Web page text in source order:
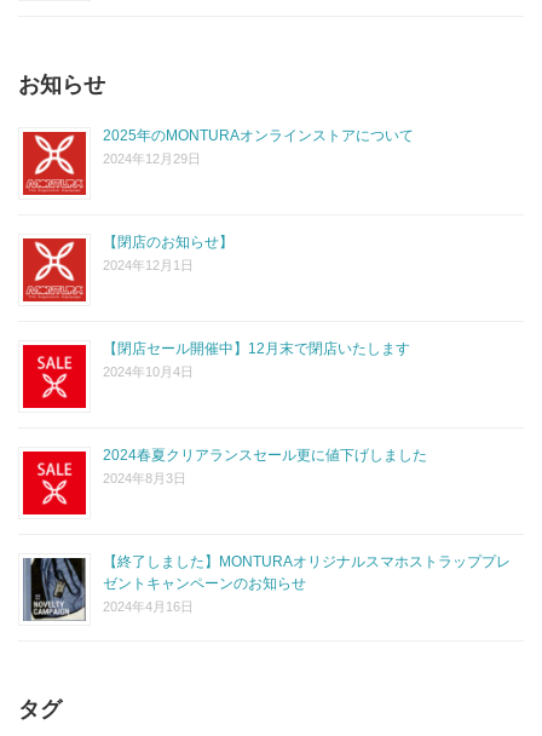
お知らせ
2025年のMONTURAオンラインストアについて
2024年12月29日
【閉店のお知らせ】
2024年12月1日
【閉店セール開催中】12月末で閉店いたします
2024年10月4日
2024春夏クリアランスセール更に値下げしました
2024年8月3日
【終了しました】MONTURAオリジナルスマホストラッププレ
ゼントキャンペーンのお知らせ
2024年4月16日
タグ